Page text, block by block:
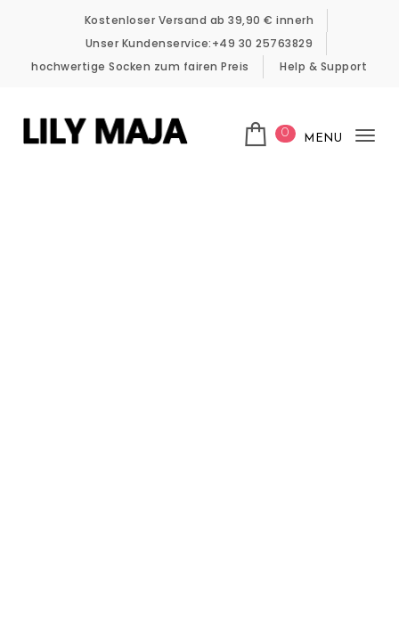
Kostenloser Versand ab 39,90 € innerh
Unser Kundenservice:+49 30 25763829
hochwertige Socken zum fairen Preis
Help & Support
0 MENU